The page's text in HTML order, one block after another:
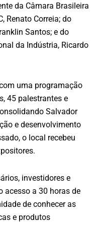
da Câmara Brasileira
Renato Correia; do
Santos; e do
da Indústria, Ricardo
uma programação
45 palestrantes e
Salvador
e desenvolvimento
o local recebeu
investidores e
acesso a 30 horas de
de conhecer as
e produtos